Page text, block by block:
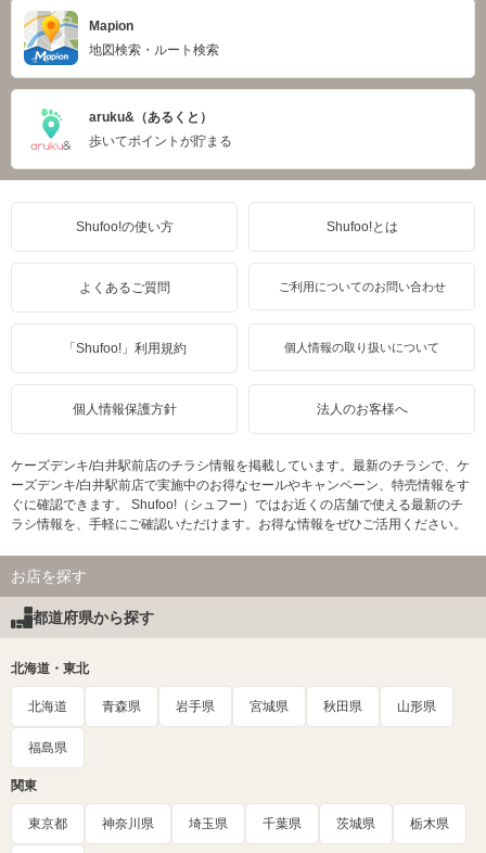
Mapion
地図検索・ルート検索
aruku&（あるくと）
歩いてポイントが貯まる
Shufoo!の使い方 Shufoo!とは
よくあるご質問 ご利用についてのお問い合わせ
「Shufoo!」利用規約 個人情報の取り扱いについて
個人情報保護方針 法人のお客様へ
ケーズデンキ/白井駅前店のチラシ情報を掲載しています。最新のチラシで、ケ
ーズデンキ/白井駅前店で実施中のお得なセールやキャンペーン、特売情報をす
ぐに確認できます。 Shufoo!（シュフー）ではお近くの店舗で使える最新のチ
ラシ情報を、手軽にご確認いただけます。お得な情報をぜひご活用ください。
お店を探す
都道府県から探す
北海道・東北
北海道 青森県 岩手県 宮城県 秋田県 山形県
福島県
関東
東京都 神奈川県 埼玉県 千葉県 茨城県 栃木県